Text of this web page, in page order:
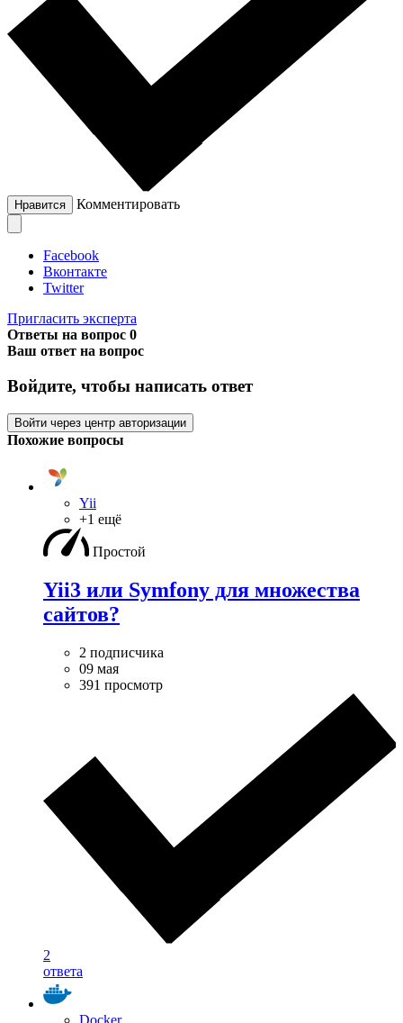
Нравится Комментировать
Facebook
Вконтакте
Twitter
Пригласить эксперта
Ответы на вопрос 0
Ваш ответ на вопрос
Войдите, чтобы написать ответ
Войти через центр авторизации
Похожие вопросы
Yii
+1 ещё
Простой
Yii3 или Symfony для множества
сайтов?
2 подписчика
09 мая
391 просмотр
2
ответа